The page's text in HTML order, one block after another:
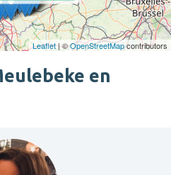
Leaflet| ©OpenStreetMapcontributors
en